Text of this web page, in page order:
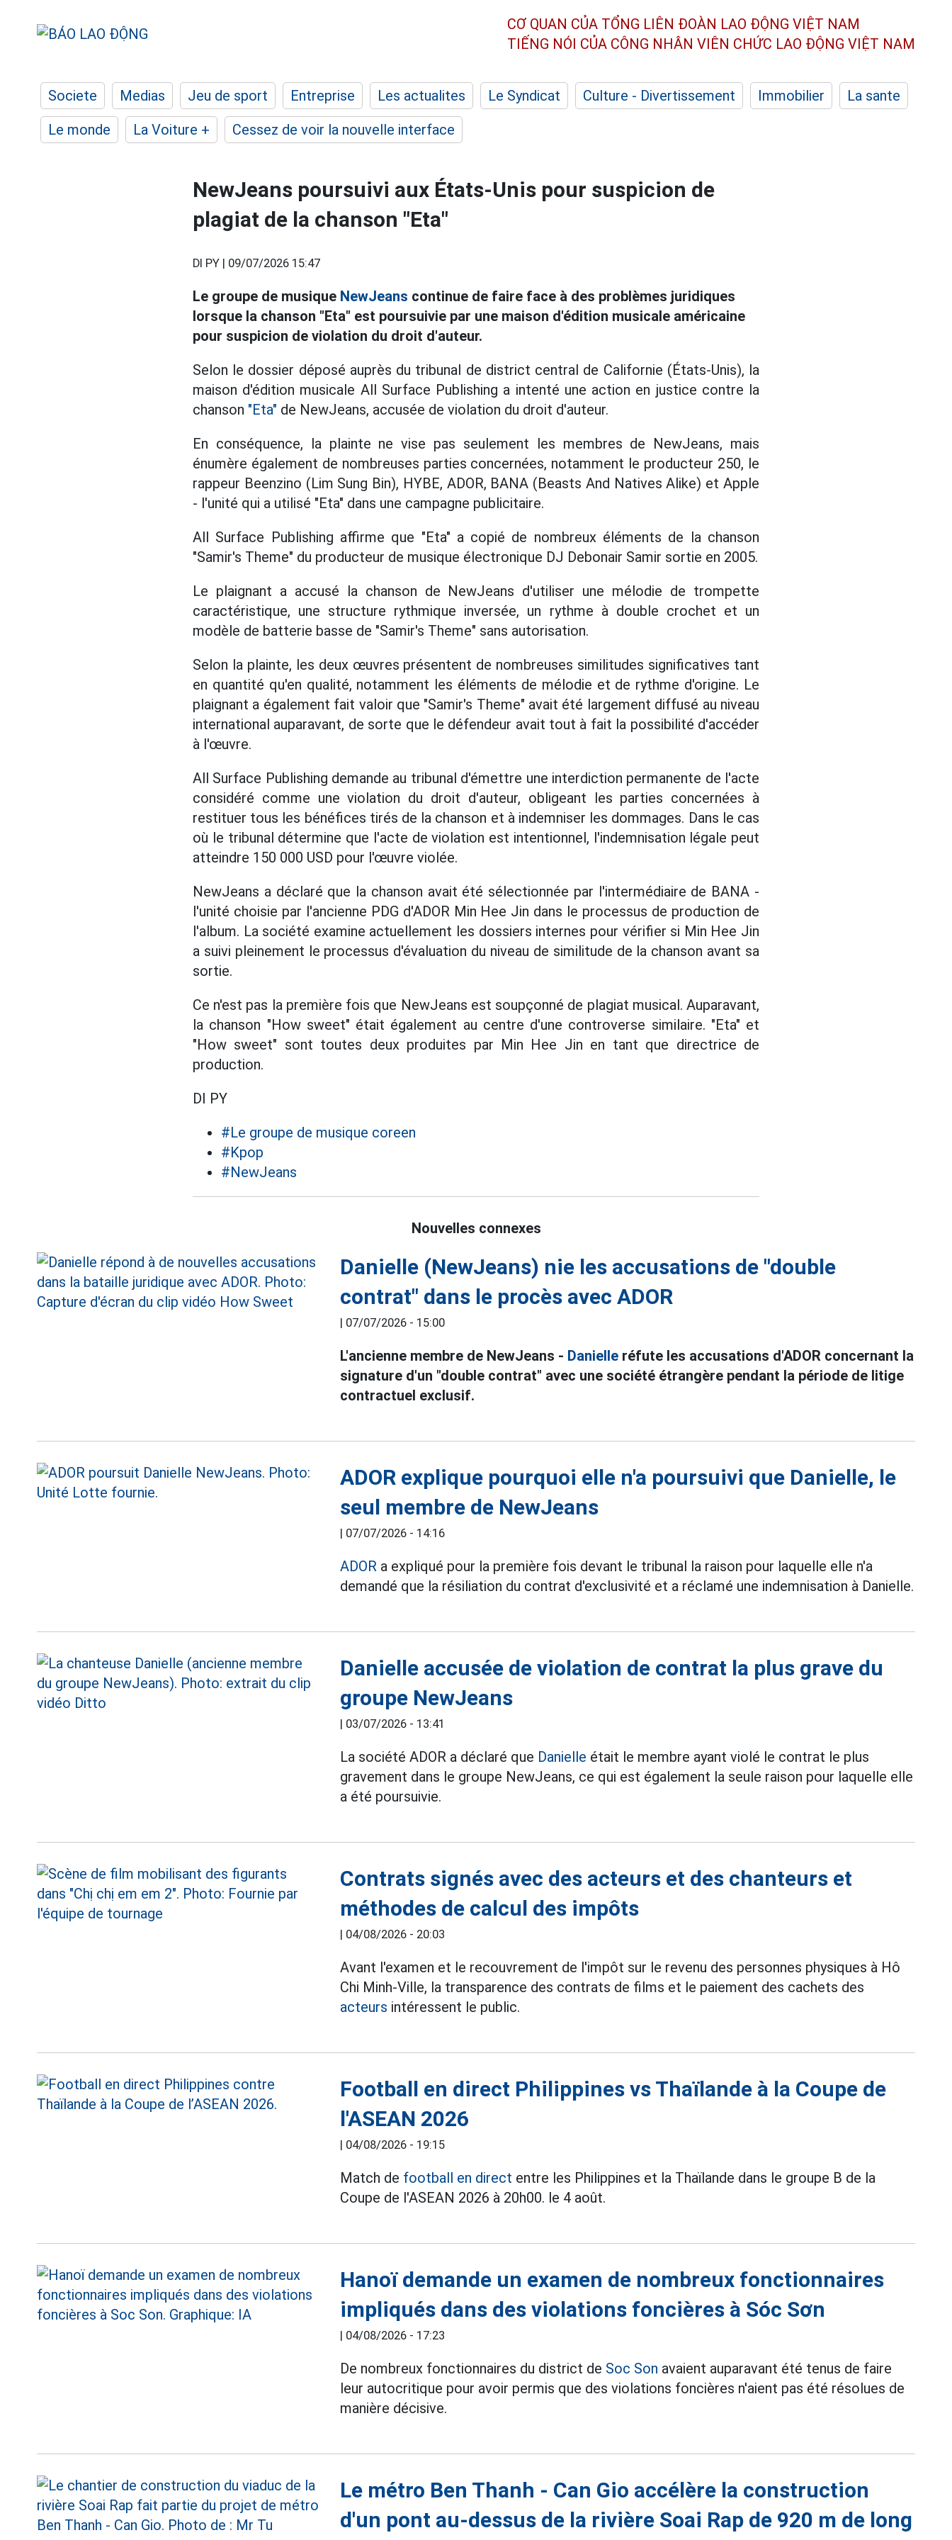
CƠ QUAN CỦA TỔNG LIÊN ĐOÀN LAO ĐỘNG VIỆT NAM
TIẾNG NÓI CỦA CÔNG NHÂN VIÊN CHỨC LAO ĐỘNG VIỆT NAM
Societe Medias Jeu de sport Entreprise Les actualites Le Syndicat Culture - Divertissement Immobilier
La sante
Le monde
La Voiture + Cessez de voir la nouvelle interface
NewJeans poursuivi aux États-Unis pour suspicion de
plagiat de la chanson "Eta"
DI PY | 09/07/2026 15:47
Le groupe de musique NewJeans continue de faire face à des problèmes juridiques
lorsque la chanson "Eta" est poursuivie par une maison d'édition musicale américaine
pour suspicion de violation du droit d'auteur.
Selon le dossier déposé auprès du tribunal de district central de Californie (États-Unis), la
maison d'édition musicale All Surface Publishing a intenté une action en justice contre la
chanson "Eta" de NewJeans, accusée de violation du droit d'auteur.
En conséquence, la plainte ne vise pas seulement les membres de NewJeans, mais
énumère également de nombreuses parties concernées, notamment le producteur 250, le
rappeur Beenzino (Lim Sung Bin), HYBE, ADOR, BANA (Beasts And Natives Alike) et Apple
- l'unité qui a utilisé "Eta" dans une campagne publicitaire.
All Surface Publishing affirme que "Eta" a copié de nombreux éléments de la chanson
"Samir's Theme" du producteur de musique électronique DJ Debonair Samir sortie en 2005.
Le plaignant a accusé la chanson de NewJeans d'utiliser une mélodie de trompette
caractéristique, une structure rythmique inversée, un rythme à double crochet et un
modèle de batterie basse de "Samir's Theme" sans autorisation.
Selon la plainte, les deux œuvres présentent de nombreuses similitudes significatives tant
en quantité qu'en qualité, notamment les éléments de mélodie et de rythme d'origine. Le
plaignant a également fait valoir que "Samir's Theme" avait été largement diffusé au niveau
international auparavant, de sorte que le défendeur avait tout à fait la possibilité d'accéder
à l'œuvre.
All Surface Publishing demande au tribunal d'émettre une interdiction permanente de l'acte
considéré comme une violation du droit d'auteur, obligeant les parties concernées à
restituer tous les bénéfices tirés de la chanson et à indemniser les dommages. Dans le cas
où le tribunal détermine que l'acte de violation est intentionnel, l'indemnisation légale peut
atteindre 150 000 USD pour l'œuvre violée.
NewJeans a déclaré que la chanson avait été sélectionnée par l'intermédiaire de BANA -
l'unité choisie par l'ancienne PDG d'ADOR Min Hee Jin dans le processus de production de
l'album. La société examine actuellement les dossiers internes pour vérifier si Min Hee Jin
a suivi pleinement le processus d'évaluation du niveau de similitude de la chanson avant sa
sortie.
Ce n'est pas la première fois que NewJeans est soupçonné de plagiat musical. Auparavant,
la chanson "How sweet" était également au centre d'une controverse similaire. "Eta" et
"How sweet" sont toutes deux produites par Min Hee Jin en tant que directrice de
production.
DI PY
#Le groupe de musique coreen
#Kpop
#NewJeans
Nouvelles connexes
Danielle (NewJeans) nie les accusations de "double
contrat" dans le procès avec ADOR
| 07/07/2026 - 15:00
L'ancienne membre de NewJeans - Danielle réfute les accusations d'ADOR concernant la
signature d'un "double contrat" avec une société étrangère pendant la période de litige
contractuel exclusif.
ADOR explique pourquoi elle n'a poursuivi que Danielle, le
seul membre de NewJeans
| 07/07/2026 - 14:16
ADOR a expliqué pour la première fois devant le tribunal la raison pour laquelle elle n'a
demandé que la résiliation du contrat d'exclusivité et a réclamé une indemnisation à Danielle.
Danielle accusée de violation de contrat la plus grave du
groupe NewJeans
| 03/07/2026 - 13:41
La société ADOR a déclaré que Danielle était le membre ayant violé le contrat le plus
gravement dans le groupe NewJeans, ce qui est également la seule raison pour laquelle elle
a été poursuivie.
Contrats signés avec des acteurs et des chanteurs et
méthodes de calcul des impôts
| 04/08/2026 - 20:03
Avant l'examen et le recouvrement de l'impôt sur le revenu des personnes physiques à Hô
Chi Minh-Ville, la transparence des contrats de films et le paiement des cachets des
acteurs intéressent le public.
Football en direct Philippines vs Thaïlande à la Coupe de
l'ASEAN 2026
| 04/08/2026 - 19:15
Match de football en direct entre les Philippines et la Thaïlande dans le groupe B de la
Coupe de l'ASEAN 2026 à 20h00. le 4 août.
Hanoï demande un examen de nombreux fonctionnaires
impliqués dans des violations foncières à Sóc Sơn
| 04/08/2026 - 17:23
De nombreux fonctionnaires du district de Soc Son avaient auparavant été tenus de faire
leur autocritique pour avoir permis que des violations foncières n'aient pas été résolues de
manière décisive.
Le métro Ben Thanh - Can Gio accélère la construction
d'un pont au-dessus de la rivière Soai Rap de 920 m de long